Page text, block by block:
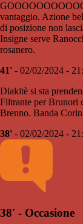
vantaggio. Azione
di posizione non
Insigne serve
rosanero.
41' - 02/02/2024 -
Diakitè si sta
Filtrante per Brunori
Brenno. Banda
38' - 02/02/2024 -
38' - Occasione